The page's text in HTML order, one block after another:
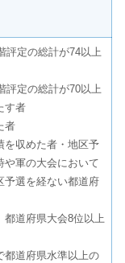
評定の総計が74以上
評定の総計が70以上
す者
者
収めた者・地区予
や軍の大会において
予選を経ない都道府
道府県大会8位以上
道府県水準以上の